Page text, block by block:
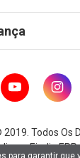
Todos Os
Eireli -
para garantir que